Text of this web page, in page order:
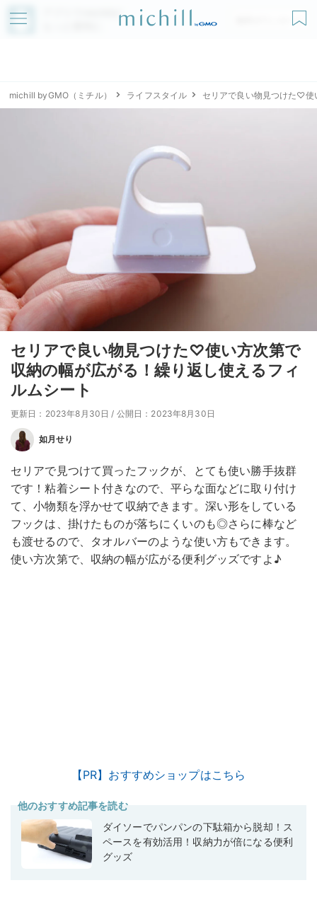
アプリでmichillが
無料ダウンロード
michill byGMO（ミチル） ライフスタイル セリアで良い物見つけた♡使
セリアで良い物見つけた♡使い方次第で
収納の幅が広がる！繰り返し使えるフィ
ルムシート
更新日：2023年8月30日 / 公開日：2023年8月30日
如月せり
セリアで見つけて買ったフックが、とても使い勝手抜群
です！粘着シート付きなので、平らな面などに取り付け
て、小物類を浮かせて収納できます。深い形をしている
フックは、掛けたものが落ちにくいのも◎さらに棒など
も渡せるので、タオルバーのような使い方もできます。
使い方次第で、収納の幅が広がる便利グッズですよ♪
【PR】おすすめショップはこちら
他のおすすめ記事を読む
ダイソーでパンパンの下駄箱から脱却！ス
ペースを有効活用！収納力が倍になる便利
グッズ